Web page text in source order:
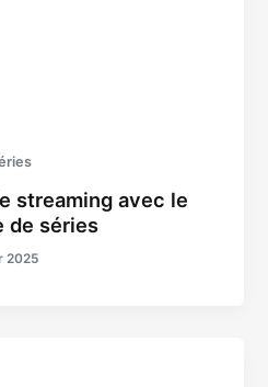
streaming avec le
de séries
2025